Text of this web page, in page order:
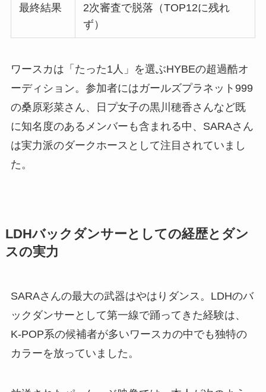
最終結果
2次審査で脱落（TOP12に残れ
ず）
ワースカは「たった1人」を選ぶHYBEの超過酷オ
ーディション。参加者にはガールズプラネット999
の桑原彩菜さん、日プ女子の黒川穂香さんなど既
に知名度のあるメンバーも含まれる中、SARAさん
は実力派のダークホースとして注目されていまし
た。
LDHバックダンサーとしての経歴とダン
スの実力
SARAさんの最大の武器はやはりダンス。LDHのバ
ックダンサーとして第一線で踊ってきた経験は、
K-POP系の候補者が多いワースカの中でも独特の
カラーを放っていました。